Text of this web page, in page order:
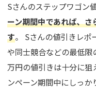
Sさんのステップワゴン
ーン期間中であれば、
す。 Sさんの値引きレポ
や同士競合などの最低
万円の値引きは十分に狙
ンペーン期間中にしっ